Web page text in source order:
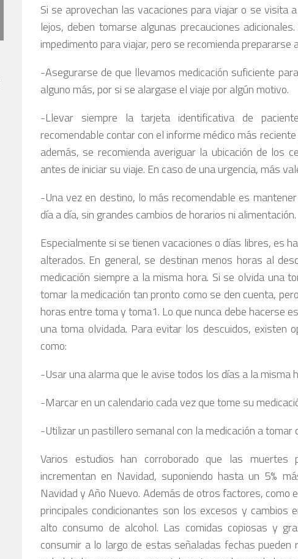
Si se aprovechan las vacaciones para viajar o se visita
lejos, deben tomarse algunas precauciones
impedimento para viajar, pero se recomienda prepararse
-Asegurarse de que llevamos medicación suficiente
alguno más, por si se alargase el viaje por algún motivo.
-Llevar siempre la tarjeta identificativa de
recomendable contar con el informe médico más
además, se recomienda averiguar la ubicación de los
antes de iniciar su viaje. En caso de una urgencia, más
-Una vez en destino, lo más recomendable es
día a día, sin grandes cambios de horarios ni alimentación.
Especialmente si se tienen vacaciones o días libres, es
alterados. En general, se destinan menos horas al
medicación siempre a la misma hora. Si se olvida una
tomar la medicación tan pronto como se den cuenta,
horas entre toma y toma1. Lo que nunca debe hacerse
una toma olvidada. Para evitar los descuidos, existen
como:
-Usar una alarma que le avise todos los días a la misma
-Marcar en un calendario cada vez que tome su
-Utilizar un pastillero semanal con la medicación a tomar
Varios estudios han corroborado que las muertes
incrementan en Navidad, suponiendo hasta un 5%
Navidad y Año Nuevo. Además de otros factores, como
principales condicionantes son los excesos y cambios
alto consumo de alcohol. Las comidas copiosas y
consumir a lo largo de estas señaladas fechas pueden